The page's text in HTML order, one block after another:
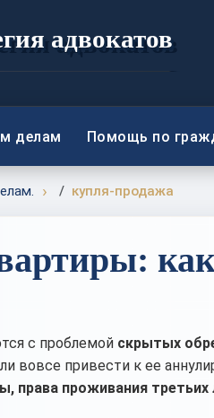
адвокатов
делам Помощь по
купля-продажа
с проблемой скрытых
вовсе привести к ее
права проживания третьих